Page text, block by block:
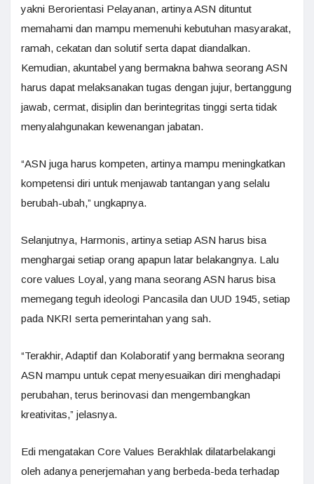
yakni Berorientasi Pelayanan, artinya ASN dituntut
memahami dan mampu memenuhi kebutuhan masyarakat,
ramah, cekatan dan solutif serta dapat diandalkan.
Kemudian, akuntabel yang bermakna bahwa seorang ASN
harus dapat melaksanakan tugas dengan jujur, bertanggung
jawab, cermat, disiplin dan berintegritas tinggi serta tidak
menyalahgunakan kewenangan jabatan.
“ASN juga harus kompeten, artinya mampu meningkatkan
kompetensi diri untuk menjawab tantangan yang selalu
berubah-ubah,” ungkapnya.
Selanjutnya, Harmonis, artinya setiap ASN harus bisa
menghargai setiap orang apapun latar belakangnya. Lalu
core values Loyal, yang mana seorang ASN harus bisa
memegang teguh ideologi Pancasila dan UUD 1945, setiap
pada NKRI serta pemerintahan yang sah.
“Terakhir, Adaptif dan Kolaboratif yang bermakna seorang
ASN mampu untuk cepat menyesuaikan diri menghadapi
perubahan, terus berinovasi dan mengembangkan
kreativitas,” jelasnya.
Edi mengatakan Core Values Berakhlak dilatarbelakangi
oleh adanya penerjemahan yang berbeda-beda terhadap